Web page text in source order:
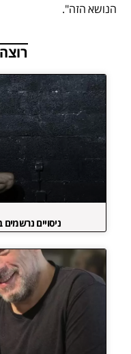
הנושא הזה".
ניסויים